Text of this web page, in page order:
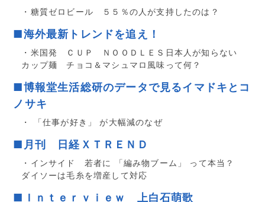
・糖質ゼロビール ５５％の人が支持したのは？
■海外最新トレンドを追え！
・米国発 ＣＵＰ ＮＯＯＤＬＥＳ日本人が知らない
カップ麺 チョコ＆マシュマロ風味って何？
■博報堂生活総研のデータで見るイマドキとコ
ノサキ
・ 「仕事が好き」 が大幅減のなぜ
■月刊 日経ＸＴＲＥＮＤ
・インサイド 若者に 「編み物ブーム」 って本当？
ダイソーは毛糸を増産して対応
■Ｉｎｔｅｒｖｉｅｗ 上白石萌歌